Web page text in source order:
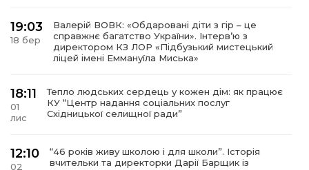
19:03
18 бер
Валерій ВОВК: «Обдаровані діти з гір – це
справжнє багатство України». Інтервʼю з
директором КЗ ЛОР «Підбузький мистецький
ліцей імені Еммануїла Миська»
18:11
01
лис
Тепло людських сердець у кожен дім: як працює
КУ “Центр надання соціальних послуг
Східницької селищної ради”
12:10
02
“46 років живу школою і для школи”. Історія
вчительки та директорки Дарії Барщик із